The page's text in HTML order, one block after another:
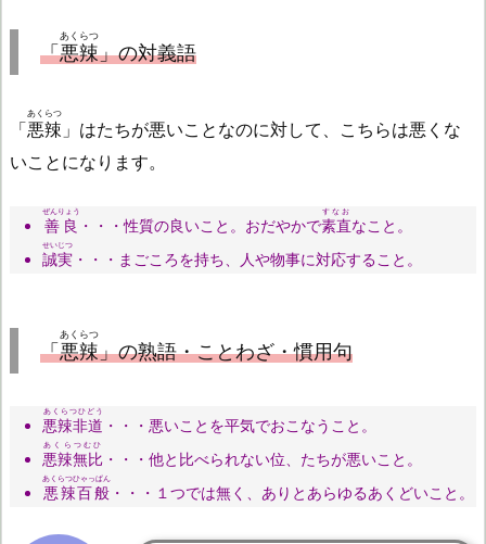
「悪辣
あくらつ
」の対義語
「悪辣
あくらつ
」はたちが悪いことなのに対して、こちらは悪くな
いことになります。
善良
ぜんりょう
・・・性質の良いこと。おだやかで素直
すなお
なこと。
誠実
せいじつ
・・・まごころを持ち、人や物事に対応すること。
「悪辣
あくらつ
」の熟語・ことわざ・慣用句
悪辣非道
あくらつひどう
・・・悪いことを平気でおこなうこと。
悪辣無比
あくらつむひ
・・・他と比べられない位、たちが悪いこと。
悪辣百般
あくらつひゃっぱん
・・・１つでは無く、ありとあらゆるあくどいこと。